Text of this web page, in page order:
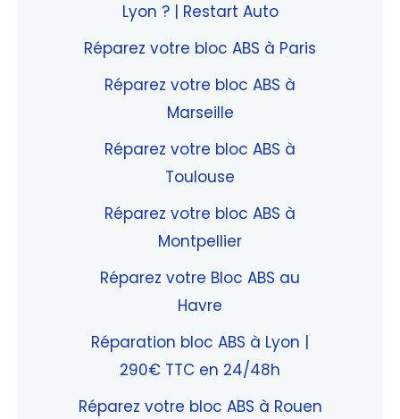
Lyon ? | Restart Auto
Réparez votre bloc ABS à Paris
Réparez votre bloc ABS à
Marseille
Réparez votre bloc ABS à
Toulouse
Réparez votre bloc ABS à
Montpellier
Réparez votre Bloc ABS au
Havre
Réparation bloc ABS à Lyon |
290€ TTC en 24/48h
Réparez votre bloc ABS à Rouen